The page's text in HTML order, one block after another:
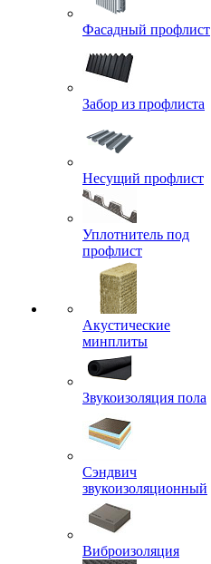
Фасадный профлист
Забор из профлиста
Несущий профлист
Уплотнитель под
профлист
Акустические
минплиты
Звукоизоляция пола
Сэндвич
звукоизоляционный
Виброизоляция